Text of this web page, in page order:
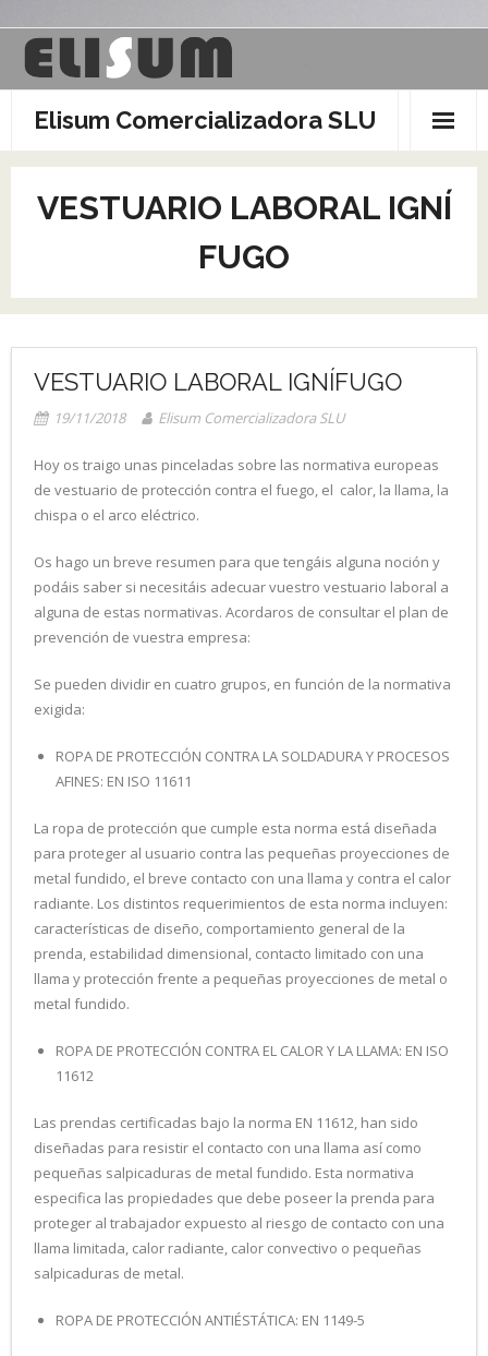
Saltar
contenido
Elisum Comercializadora SLU
VESTUARIO LABORAL IGNÍ
FUGO
VESTUARIO LABORAL IGNÍFUGO
19/11/2018 Elisum Comercializadora SLU
Hoy os traigo unas pinceladas sobre las normativa europeas
de vestuario de protección contra el fuego, el calor, la llama, la
chispa o el arco eléctrico.
Os hago un breve resumen para que tengáis alguna noción y
podáis saber si necesitáis adecuar vuestro vestuario laboral a
alguna de estas normativas. Acordaros de consultar el plan de
prevención de vuestra empresa:
Se pueden dividir en cuatro grupos, en función de la normativa
exigida:
ROPA DE PROTECCIÓN CONTRA LA SOLDADURA Y PROCESOS
AFINES: EN ISO 11611
La ropa de protección que cumple esta norma está diseñada
para proteger al usuario contra las pequeñas proyecciones de
metal fundido, el breve contacto con una llama y contra el calor
radiante. Los distintos requerimientos de esta norma incluyen:
características de diseño, comportamiento general de la
prenda, estabilidad dimensional, contacto limitado con una
llama y protección frente a pequeñas proyecciones de metal o
metal fundido.
ROPA DE PROTECCIÓN CONTRA EL CALOR Y LA LLAMA: EN ISO
11612
Las prendas certificadas bajo la norma EN 11612, han sido
diseñadas para resistir el contacto con una llama así como
pequeñas salpicaduras de metal fundido. Esta normativa
especifica las propiedades que debe poseer la prenda para
proteger al trabajador expuesto al riesgo de contacto con una
llama limitada, calor radiante, calor convectivo o pequeñas
salpicaduras de metal.
ROPA DE PROTECCIÓN ANTIÉSTÁTICA: EN 1149-5